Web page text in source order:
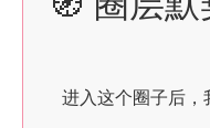
进入这个圈子后，